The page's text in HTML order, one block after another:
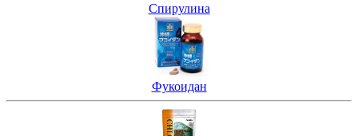
Спирулина
Фукоидан